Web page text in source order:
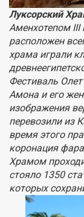
Луксорский
Аменхотепом III
расположен
храма играли
Фестиваль
Амона и его
изображения
перевозили из
время этого
коронация
Храмом
стояло 1350
которых